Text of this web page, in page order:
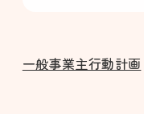
一般事業主行動計画